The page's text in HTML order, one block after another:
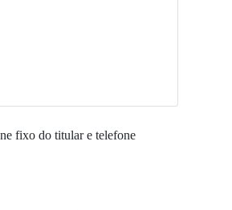
fixo do titular e telefone